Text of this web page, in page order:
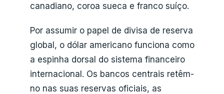
canadiano, coroa sueca e franco suíço.
Por assumir o papel de divisa de reserva
global, o dólar americano funciona como
a espinha dorsal do sistema financeiro
internacional. Os bancos centrais retêm-
no nas suas reservas oficiais, as